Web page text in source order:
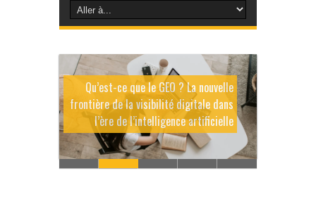
Qu’est-ce que le GEO ? La nouvelle
frontière de la visibilité digitale dans
l’ère de l’intelligence artificielle